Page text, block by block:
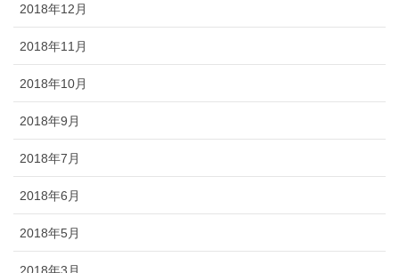
2018年12月
2018年11月
2018年10月
2018年9月
2018年7月
2018年6月
2018年5月